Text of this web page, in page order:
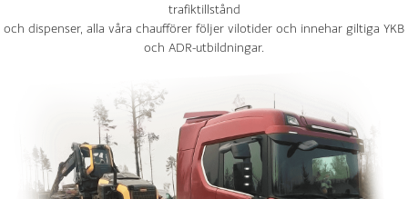
trafiktillstånd
och dispenser, alla våra chaufförer följer vilotider och innehar giltiga YKB
och ADR-utbildningar.